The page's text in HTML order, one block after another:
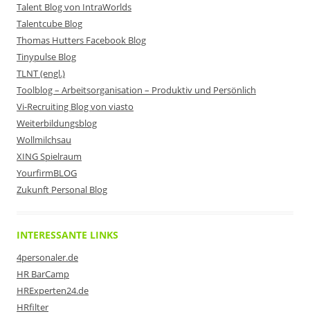
Talent Blog von IntraWorlds
Talentcube Blog
Thomas Hutters Facebook Blog
Tinypulse Blog
TLNT (engl.)
Toolblog – Arbeitsorganisation – Produktiv und Persönlich
Vi-Recruiting Blog von viasto
Weiterbildungsblog
Wollmilchsau
XING Spielraum
YourfirmBLOG
Zukunft Personal Blog
INTERESSANTE LINKS
4personaler.de
HR BarCamp
HRExperten24.de
HRfilter